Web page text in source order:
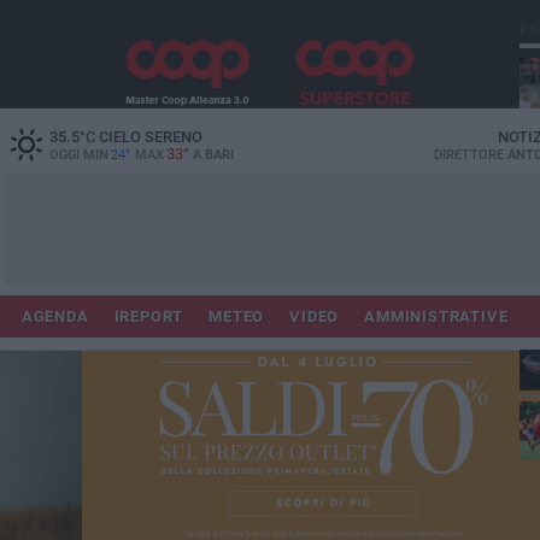
35.5°CCIELO SERENO
OGGI MIN 24° MAX 33° A BARI DIRETTORE
AGENDA IREPORT METEO VIDEO AMMINISTRATIVE